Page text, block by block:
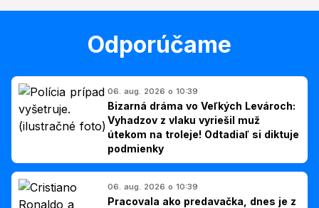
Odporúčame
06. aug. 2026 o 10:39
Bizarná dráma vo Veľkých Levároch:
Vyhadzov z vlaku vyriešil muž
útekom na troleje! Odtadiaľ si diktuje
podmienky
06. aug. 2026 o 10:39
Pracovala ako predavačka, dnes je z